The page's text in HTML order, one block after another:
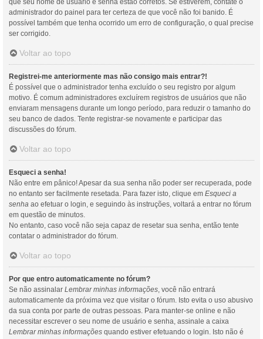
que seu nome de usuário e senha estão corretos. Se estiverem, contate o
administrador do painel para ter certeza de que você não foi banido. É
possível também que tenha ocorrido um erro de configuração, o qual precise
ser corrigido.
Voltar ao topo
Registrei-me anteriormente mas não consigo mais entrar?!
É possível que o administrador tenha excluído o seu registro por algum
motivo. É comum administradores excluírem registros de usuários que não
enviaram mensagens durante um longo período, para reduzir o tamanho do
seu banco de dados. Tente registrar-se novamente e participar das
discussões do fórum.
Voltar ao topo
Esqueci a senha!
Não entre em pânico! Apesar da sua senha não poder ser recuperada, pode
no entanto ser facilmente resetada. Para fazer isto, clique em Esqueci a
senha ao efetuar o login, e seguindo às instruções, voltará a entrar no fórum
em questão de minutos.
No entanto, caso você não seja capaz de resetar sua senha, então tente
contatar o administrador do fórum.
Voltar ao topo
Por que entro automaticamente no fórum?
Se não assinalar Lembrar minhas informações, você não entrará
automaticamente da próxima vez que visitar o fórum. Isto evita o uso abusivo
da sua conta por parte de outras pessoas. Para manter-se online e não
necessitar escrever o seu nome de usuário e senha, assinale a caixa
Lembrar minhas informações quando estiver efetuando o login. Isto não é